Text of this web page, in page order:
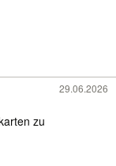
29.06.2026
zu